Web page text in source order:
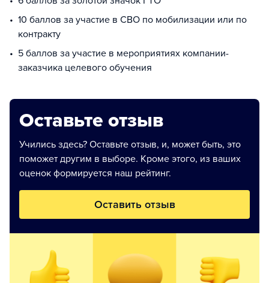
10 баллов за участие в СВО по мобилизации или по
контракту
5 баллов за участие в мероприятиях компании-
заказчика целевого обучения
Оставьте отзыв
Учились здесь? Оставьте отзыв, и, может быть, это
поможет другим в выборе. Кроме этого, из ваших
оценок формируется наш рейтинг.
Оставить отзыв